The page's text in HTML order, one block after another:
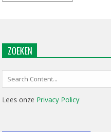
ZOEKEN
Lees onze Privacy Policy